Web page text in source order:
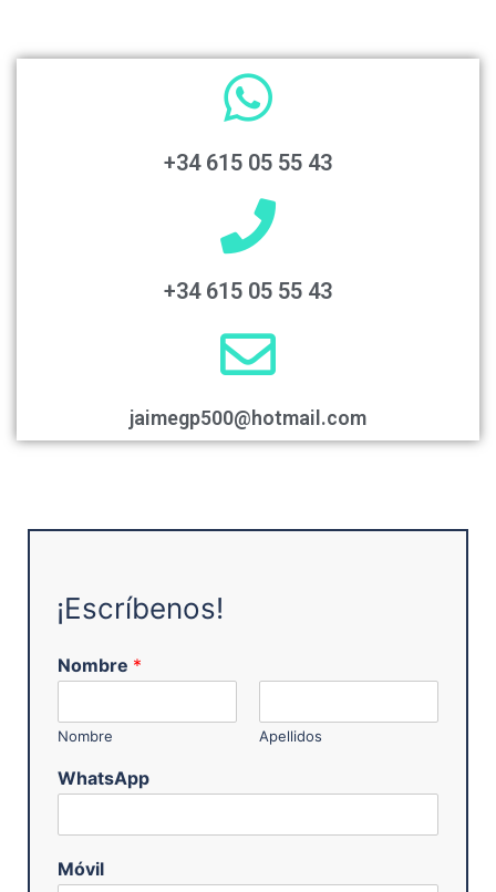
+34 615 05 55 43
+34 615 05 55 43
jaimegp500@hotmail.com
¡Escríbenos!
Nombre *
Nombre Apellidos
WhatsApp
Móvil